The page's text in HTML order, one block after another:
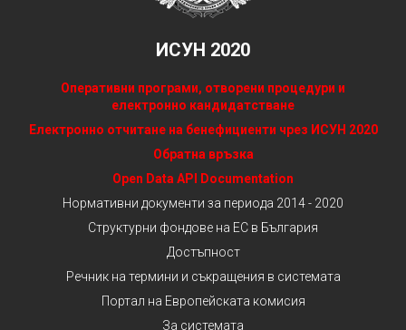
ИСУН 2020
Оперативни програми, отворени процедури и
електронно кандидатстване
Електронно отчитане на бенефициенти чрез ИСУН 2020
Обратна връзка
Open Data API Documentation
Нормативни документи за периода 2014 - 2020
Структурни фондове на ЕС в България
Достъпност
Речник на термини и съкращения в системата
Портал на Европейската комисия
За системата